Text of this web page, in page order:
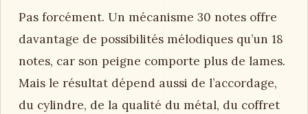
Pas forcément. Un mécanisme 30 notes offre
davantage de possibilités mélodiques qu’un 18
notes, car son peigne comporte plus de lames.
Mais le résultat dépend aussi de l’accordage,
du cylindre, de la qualité du métal, du coffret